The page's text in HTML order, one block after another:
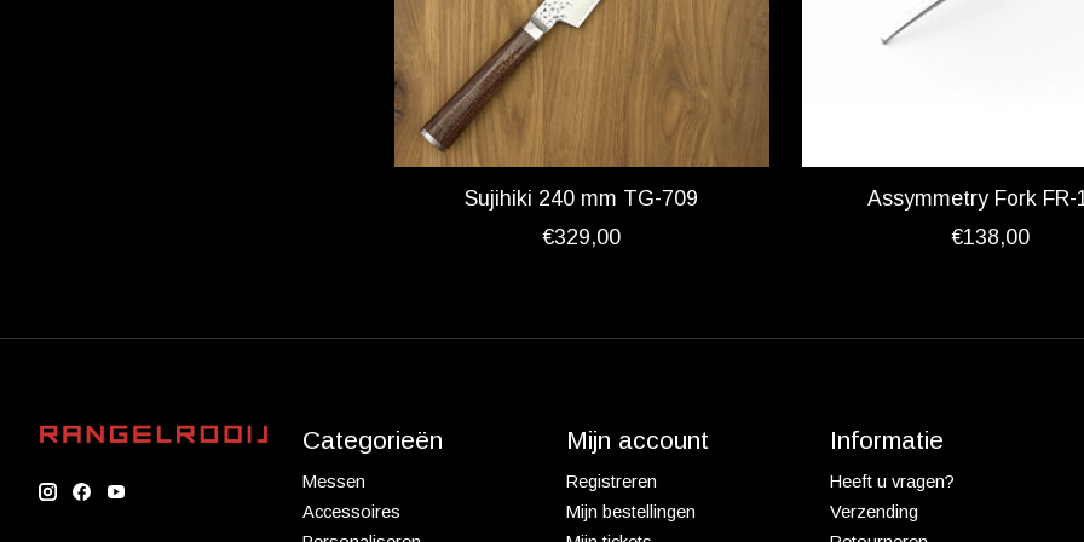
Sujihiki 240 mm TG-709
€329,00
Assymmetry Fork FR-
€138,00
Categorieën
Messen
Accessoires
Mijn account
Registreren
Mijn bestellingen
Informatie
Heeft u vragen?
Verzending